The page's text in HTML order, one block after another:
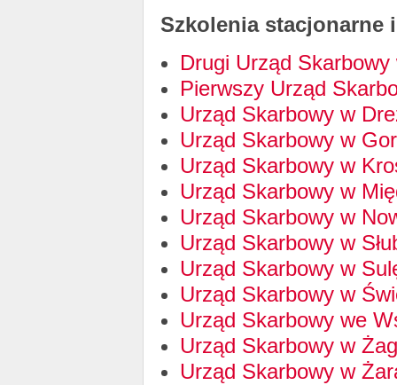
Szkolenia stacjonarne
Drugi Urząd
Pierwszy Urząd
Urząd Skarbowy w
Urząd Skarbowy w
Urząd Skarbowy w
Urząd Skarbowy w
Urząd Skarbowy w
Urząd Skarbowy w
Urząd Skarbowy w
Urząd Skarbowy w
Urząd Skarbowy we
Urząd Skarbowy w
Urząd Skarbowy w